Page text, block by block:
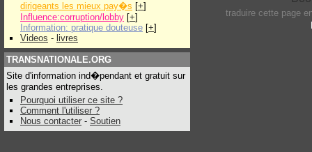
dirigeants les mieux pay�s [+]
Influence:corruption/lobby [+]
Information: pratique douteuse [+]
Videos - livres
TRANSNATIONALE.ORG
Site d'information ind�pendant et gratuit sur
les grandes entreprises.
Pourquoi utiliser ce site ?
Comment l'utiliser ?
Nous contacter - Soutien
traduire cette page